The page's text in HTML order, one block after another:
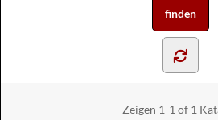
Zeigen 1-1 of 1